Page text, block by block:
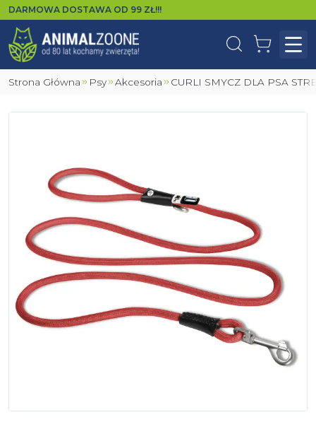
DARMOWA DOSTAWA OD 99 ZŁ!!!
WyszukajKoszyk
Strona Główna Psy Akcesoria CURLI SMYCZ DLA PSA